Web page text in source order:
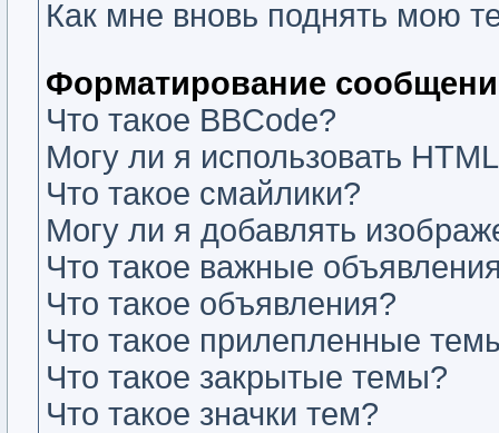
Как мне вновь поднять мою
Форматирование
Что такое BBCode?
Могу ли я использовать
Что такое смайлики?
Могу ли я добавлять
Что такое важные
Что такое объявления?
Что такое прилепленные
Что такое закрытые темы?
Что такое значки тем?